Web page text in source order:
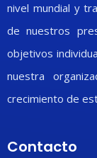
nivel mundial y
de nuestros
objetivos
nuestra
crecimiento de
Contacto